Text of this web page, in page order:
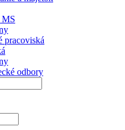
MS
pracoviská
odbory